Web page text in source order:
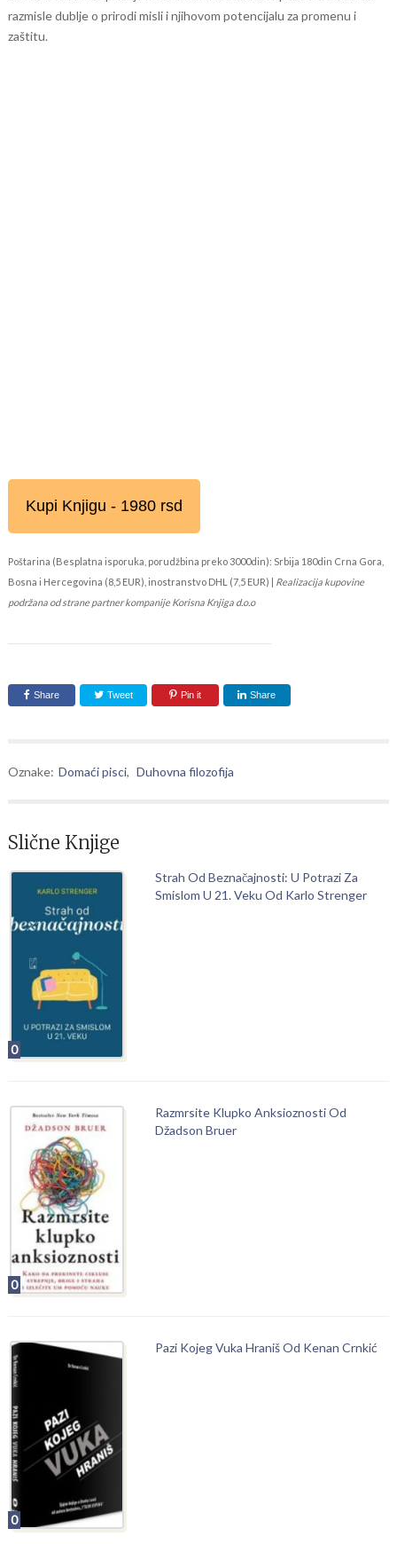
razmisle dublje o prirodi misli i njihovom potencijalu za promenu i
zaštitu.
Kupi Knjigu - 1980 rsd
Poštarina (Besplatna isporuka, porudžbina preko 3000din): Srbija 180din Crna Gora,
Bosna i Hercegovina (8,5 EUR), inostranstvo DHL (7,5 EUR) | Realizacija kupovine
podržana od strane partner kompanije Korisna Knjiga d.o.o
Share Tweet Pin it Share
Oznake: Domaći pisci, Duhovna filozofija
Slične Knjige
0
Strah Od Beznačajnosti: U Potrazi Za
Smislom U 21. Veku Od Karlo Strenger
0
Razmrsite Klupko Anksioznosti Od
Džadson Bruer
0
Pazi Kojeg Vuka Hraniš Od Kenan Crnkić